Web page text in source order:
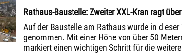
Rathaus-Baustelle: Zweiter XXL-Kran ragt
Auf der Baustelle am Rathaus wurde in
genommen. Mit einer Höhe von über 50
markiert einen wichtigen Schritt für die